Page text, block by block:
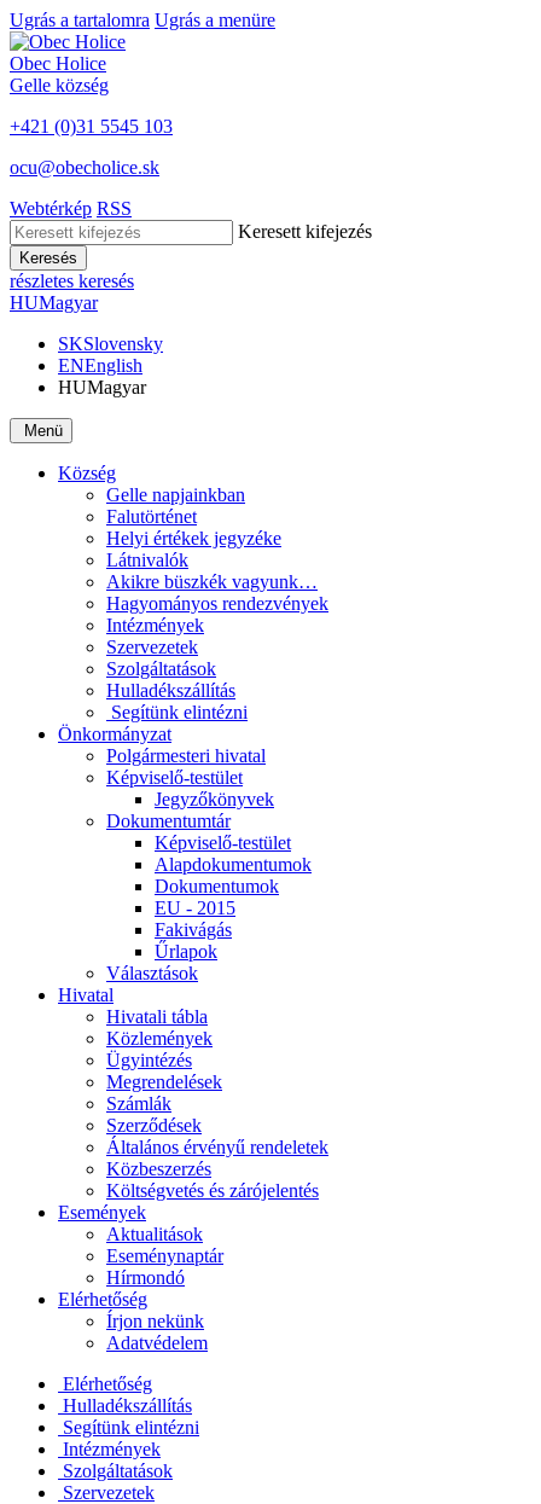
Ugrás a tartalomra Ugrás a menüre
Obec Holice
Gelle község
+421 (0)31 5545 103
ocu@obecholice.sk
Webtérkép RSS
Keresett kifejezés
Keresés
részletes keresés
HUMagyar
SKSlovensky
ENEnglish
HUMagyar
Menü
Község
Gelle napjainkban
Falutörténet
Helyi értékek jegyzéke
Látnivalók
Akikre büszkék vagyunk…
Hagyományos rendezvények
Intézmények
Szervezetek
Szolgáltatások
Hulladékszállítás
​​ Segítünk elintézni
Önkormányzat
Polgármesteri hivatal
Képviselő-testület
Jegyzőkönyvek
Dokumentumtár
Képviselő-testület
Alapdokumentumok
Dokumentumok
EU - 2015
Fakivágás
Űrlapok
Választások
Hivatal
Hivatali tábla
Közlemények
Ügyintézés
Megrendelések
Számlák
Szerződések
Általános érvényű rendeletek
Közbeszerzés
Költségvetés és zárójelentés
Események
Aktualitások
Eseménynaptár
Hírmondó
Elérhetőség
Írjon nekünk
Adatvédelem
Elérhetőség
Hulladékszállítás
Segítünk elintézni
Intézmények
Szolgáltatások
Szervezetek